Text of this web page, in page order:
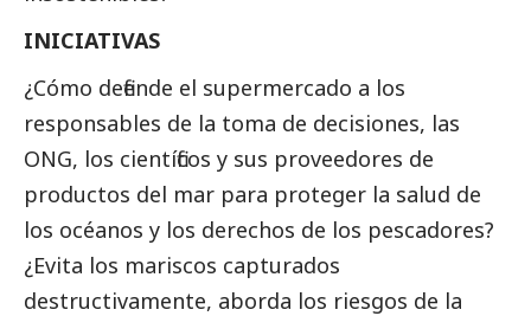
INICIATIVAS
¿Cómo defiende el supermercado a los
responsables de la toma de decisiones, las
ONG, los científicos y sus proveedores de
productos del mar para proteger la salud de
los océanos y los derechos de los pescadores?
¿Evita los mariscos capturados
destructivamente, aborda los riesgos de la